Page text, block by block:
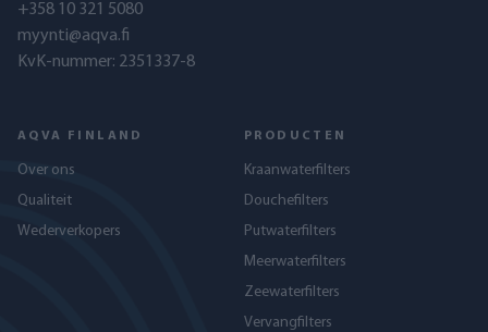
+358 10 321 5080
myynti@aqva.fi
KvK-nummer: 2351337-8
AQVA FINLAND
Over ons
Qualiteit
Wederverkopers
PRODUCTEN
Kraanwaterfilters
Douchefilters
Putwaterfilters
Meerwaterfilters
Zeewaterfilters
Vervangfilters